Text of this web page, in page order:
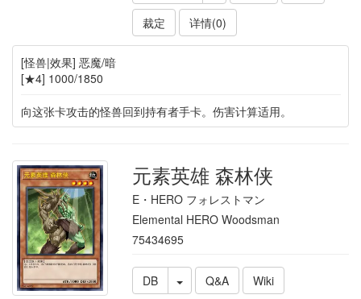
裁定
详情(0)
[怪兽|效果] 恶魔/暗
[★4] 1000/1850
向这张卡攻击的怪兽回到持有者手卡。伤害计算适用。
元素英雄 森林侠
E・HERO フォレストマン
Elemental HERO Woodsman
75434695
DB Q&A Wiki